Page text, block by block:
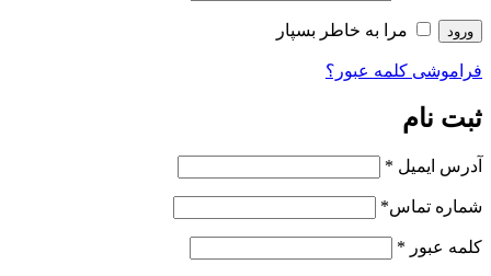
ورود مرا به خاطر بسپار
فراموشی کلمه عبور؟
ثبت نام
آدرس ایمیل *
شماره تماس*
کلمه عبور *